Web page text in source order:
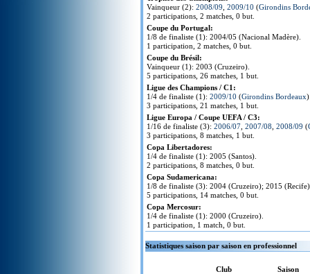
Vainqueur (2): 2008/09 2009/10 (Girondins
2 participations, 2 matches, 0 but.
Coupe du Portugal:
1/8 de finaliste (1): 2004/05 (Nacional Madère).
1 participation, 2 matches, 0 but.
Coupe du Brésil:
Vainqueur (1): 2003 (Cruzeiro).
5 participations, 26 matches, 1 but.
Ligue des Champions / C1:
1/4 de finaliste (1): 2009/10 (Girondins Bordeaux
3 participations, 21 matches, 1 but.
Ligue Europa / Coupe UEFA / C3:
1/16 de finaliste (3): 2006/07 2007/08 2008/09 (
3 participations, 8 matches, 1 but.
Copa Libertadores:
1/4 de finaliste (1): 2005 (Santos).
2 participations, 8 matches, 0 but.
Copa Sudamericana:
1/8 de finaliste (3): 2004 (Cruzeiro); 2015
5 participations, 14 matches, 0 but.
Copa Mercosur:
1/4 de finaliste (1): 2000 (Cruzeiro).
1 participation, 1 match, 0 but.
Statistiques saison par saison en professionnel
Club
Saison